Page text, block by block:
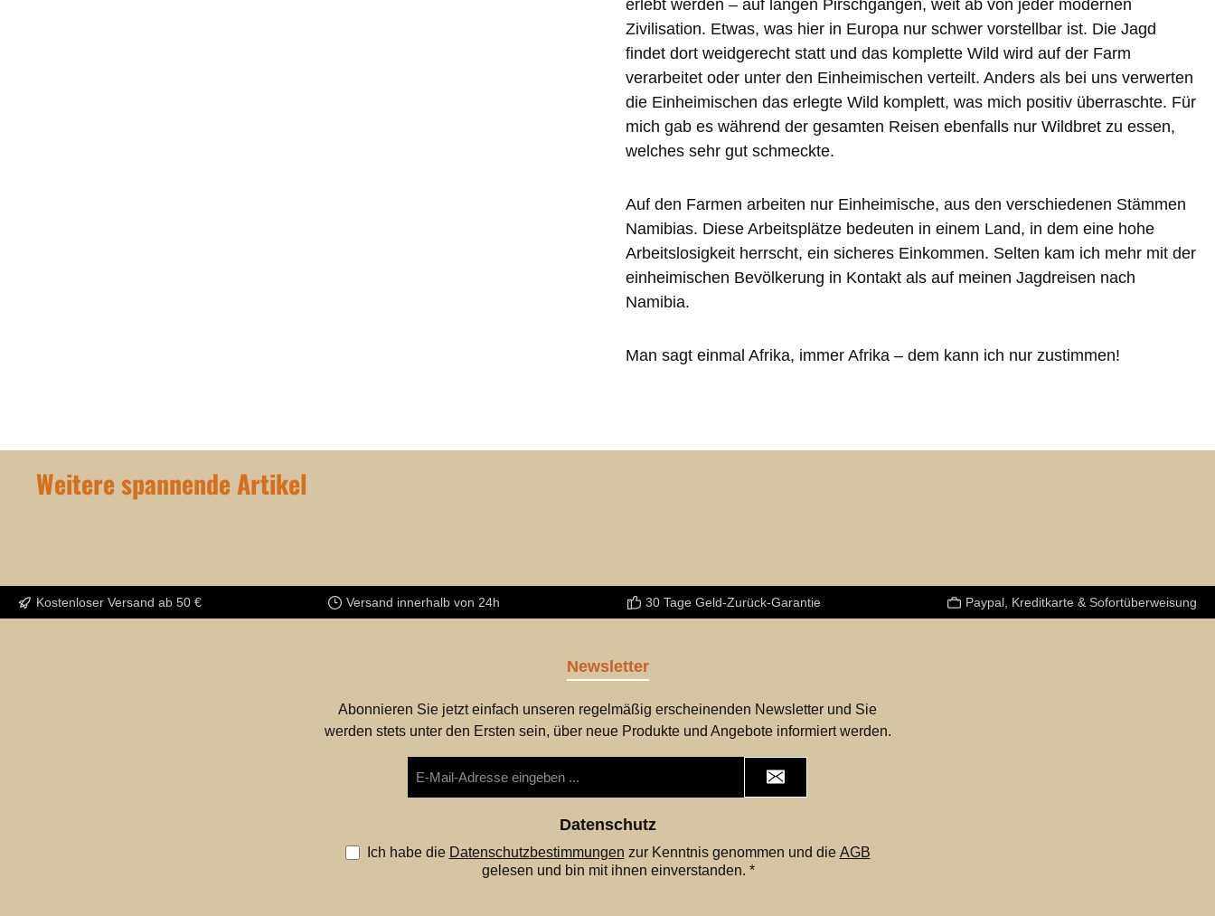
erlebt werden – auf langen Pirschgängen, weit ab von jeder modernen
Zivilisation. Etwas, was hier in Europa nur schwer vorstellbar ist. Die Jagd
findet dort weidgerecht statt und das komplette Wild wird auf der Farm
verarbeitet oder unter den Einheimischen verteilt. Anders als bei uns verwerten
die Einheimischen das erlegte Wild komplett, was mich positiv überraschte. Für
mich gab es während der gesamten Reisen ebenfalls nur Wildbret zu essen,
welches sehr gut schmeckte.
Auf den Farmen arbeiten nur Einheimische, aus den verschiedenen Stämmen
Namibias. Diese Arbeitsplätze bedeuten in einem Land, in dem eine hohe
Arbeitslosigkeit herrscht, ein sicheres Einkommen. Selten kam ich mehr mit der
einheimischen Bevölkerung in Kontakt als auf meinen Jagdreisen nach
Namibia.
Man sagt einmal Afrika, immer Afrika – dem kann ich nur zustimmen!
Weitere spannende Artikel
Kostenloser Versand ab 50 € Versand innerhalb von 24h 30 Tage Geld-Zurück-Garantie Paypal, Kreditkarte & Sofortüberweisung
Newsletter
Abonnieren Sie jetzt einfach unseren regelmäßig erscheinenden Newsletter und Sie
werden stets unter den Ersten sein, über neue Produkte und Angebote informiert werden.
Mail-
Datenschutz
Ich habe die Datenschutzbestimmungen zur Kenntnis genommen und die AGB
gelesen und bin mit ihnen einverstanden. *